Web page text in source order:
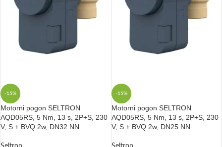
-15%
Motorni pogon SELTRON
AQD05RS, 5 Nm, 13 s, 2P+S, 230
V, S + BVQ 2w, DN32 NN
-15%
Motorni pogon SELTRON
AQD05RS, 5 Nm, 13 s, 2P+S, 230
V, S + BVQ 2w, DN25 NN